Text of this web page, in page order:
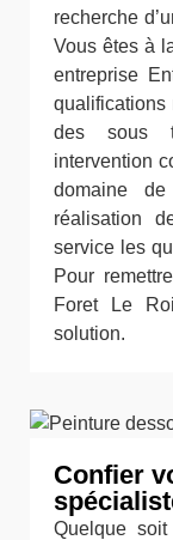
recherche
Vous êtes à
entreprise
qualifications
des sous
intervention
domaine
réalisation
service les
Pour
Foret Le
solution.
Confier
Quelque